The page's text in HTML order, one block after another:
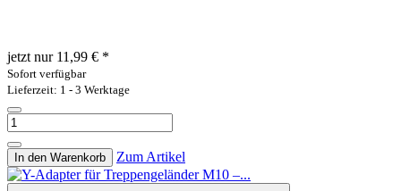
jetzt nur 11,99 € *
Sofort verfügbar
Lieferzeit: 1 - 3 Werktage
In den Warenkorb Zum Artikel